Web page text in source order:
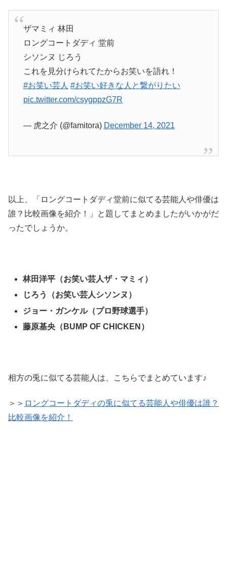
ザマミィ 林田
ロングコートダディ 堂前
シソンヌ じろう
これを見分けられてたからお笑いを語れ！
#お笑い芸人 #お笑い好きな人と繋がりたい
pic.twitter.com/csygppzG7R
— 虎之介 (@famitora) December 14, 2021
以上、「ロングコートダディ堂前に似てる芸能人や俳優は
誰？比較画像を紹介！」と題してまとめましたがいかがだ
ったでしょうか。
林田洋平（お笑い芸人ザ・マミィ）
じろう（お笑い芸人シソンヌ）
ジョー・ガンケル（プロ野球選手）
藤原基央（BUMP OF CHICKEN）
相方の兎に似てる芸能人は、こちらでまとめています♪
＞＞ ロングコートダディの兎に似てる芸能人や俳優は誰？
比較画像を紹介！